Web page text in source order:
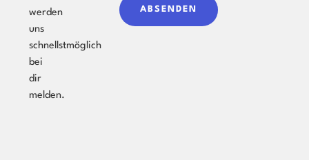
ABSENDEN
werden
uns
schnellstmöglich
bei
dir
melden.